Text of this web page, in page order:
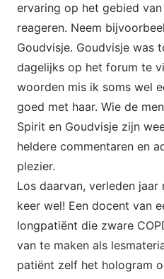
ervaring op het gebied
reageren. Neem
Goudvisje. Goudvisje was
dagelijks op het forum te
woorden mis ik soms wel
goed met haar. Wie de
Spirit en Goudvisje zijn
heldere commentaren en
plezier.
Los daarvan, verleden jaar
keer wel! Een docent van
longpatiënt die zware
van te maken als
patiënt zelf het hologram